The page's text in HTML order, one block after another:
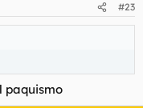
#23
paquismo